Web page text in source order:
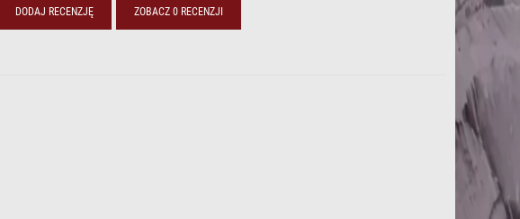
DODAJ RECENZJĘ ZOBACZ 0 RECENZJI